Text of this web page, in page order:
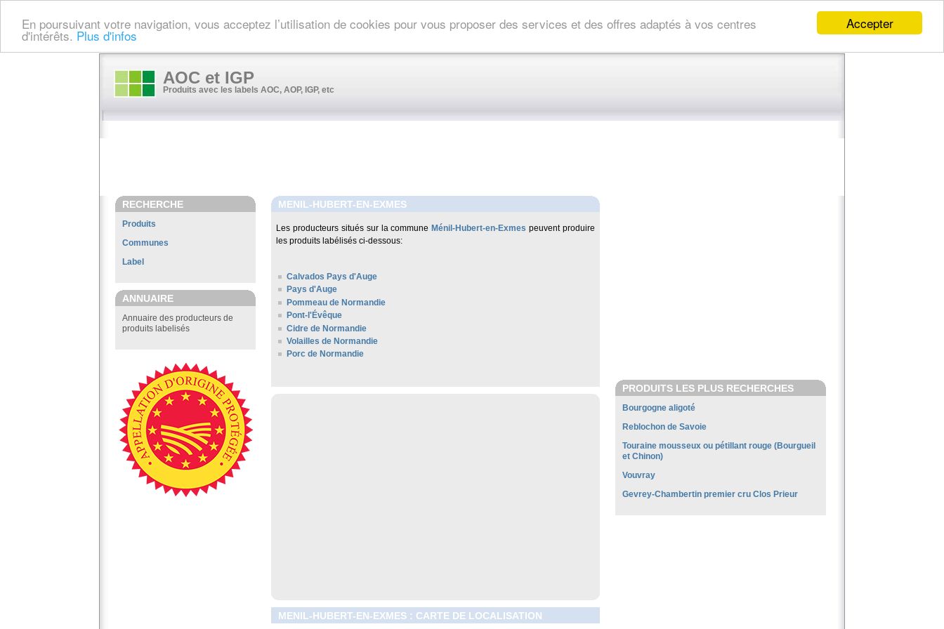
Accepter
En poursuivant votre navigation, vous acceptez l’utilisation de cookies pour vous proposer des services et des offres adaptés à vos centres
d'intérêts. Plus d'infos
AOC et IGP
Produits avec les labels AOC, AOP, IGP, etc
RECHERCHE
Produits
Communes
Label
ANNUAIRE
Annuaire des producteurs de
produits labelisés
MENIL-HUBERT-EN-EXMES
Les producteurs situés sur la commune Ménil-Hubert-en-Exmes peuvent produire
les produits labélisés ci-dessous:
Calvados Pays d'Auge
Pays d'Auge
Pommeau de Normandie
Pont-l'Évêque
Cidre de Normandie
Volailles de Normandie
Porc de Normandie
MENIL-HUBERT-EN-EXMES : CARTE DE LOCALISATION
PRODUITS LES PLUS RECHERCHES
Bourgogne aligoté
Reblochon de Savoie
Touraine mousseux ou pétillant rouge (Bourgueil
et Chinon)
Vouvray
Gevrey-Chambertin premier cru Clos Prieur